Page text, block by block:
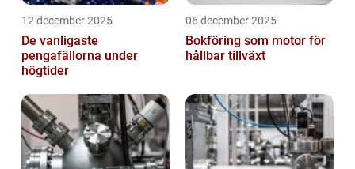
12 december 2025
De vanligaste
pengafällorna under
högtider
06 december 2025
Bokföring som motor för
hållbar tillväxt